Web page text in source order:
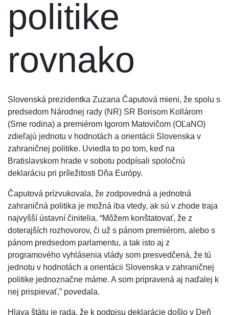
politike
rovnako
Slovenská prezidentka Zuzana Čaputová mieni, že spolu s
predsedom Národnej rady (NR) SR Borisom Kollárom
(Sme rodina) a premiérom Igorom Matovičom (OĽaNO)
zdieľajú jednotu v hodnotách a orientácii Slovenska v
zahraničnej politike. Uviedla to po tom, keď na
Bratislavskom hrade v sobotu podpísali spoločnú
deklaráciu pri príležitosti Dňa Európy.
Čaputová prízvukovala, že zodpovedná a jednotná
zahraničná politika je možná iba vtedy, ak sú v zhode traja
najvyšší ústavní činitelia. “Môžem konštatovať, že z
doterajších rozhovorov, či už s pánom premiérom, alebo s
pánom predsedom parlamentu, a tak isto aj z
programového vyhlásenia vlády som presvedčená, že tú
jednotu v hodnotách a orientácii Slovenska v zahraničnej
politike jednoznačne máme. A som pripravená aj naďalej k
nej prispievať,” povedala.
Hlava štátu je rada, že k podpisu deklarácie došlo v Deň